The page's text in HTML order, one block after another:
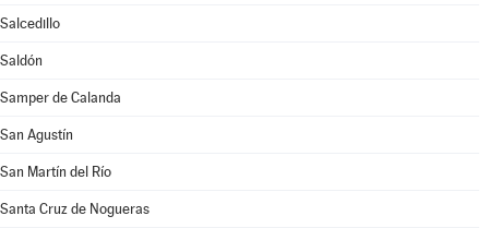
Salcedillo
Saldón
Samper de Calanda
San Agustín
San Martín del Río
Santa Cruz de Nogueras